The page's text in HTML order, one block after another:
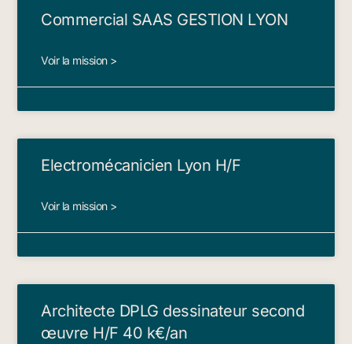
Commercial SAAS GESTION LYON
Voir la mission >
Electromécanicien Lyon H/F
Voir la mission >
Architecte DPLG dessinateur second
œuvre H/F 40 k€/an